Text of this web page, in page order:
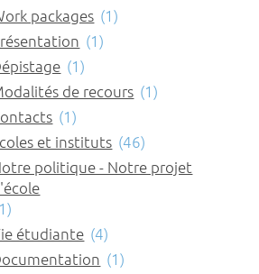
packages (1)
(1)
(1)
de recours (1)
(1)
et instituts (46)
politique - Notre projet
étudiante (4)
(1)